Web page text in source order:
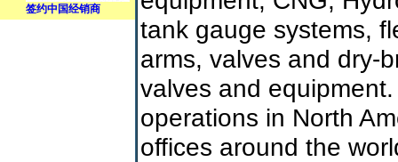
签约中国经销商
tank gauge systems,
arms, valves and dry-
valves and
operations in North
offices around the